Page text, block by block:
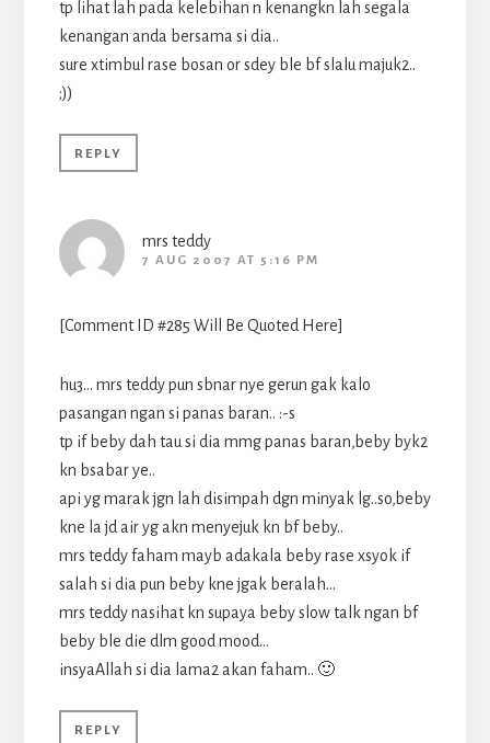
tp lihat lah pada kelebihan n kenangkn lah segala
kenangan anda bersama si dia..
sure xtimbul rase bosan or sdey ble bf slalu majuk2..
;))
REPLY
mrs teddy
7 AUG 2007 AT 5:16 PM
[Comment ID #285 Will Be Quoted Here]
hu3… mrs teddy pun sbnar nye gerun gak kalo
pasangan ngan si panas baran.. :-s
tp if beby dah tau si dia mmg panas baran,beby byk2
kn bsabar ye..
api yg marak jgn lah disimpah dgn minyak lg..so,beby
kne la jd air yg akn menyejuk kn bf beby..
mrs teddy faham mayb adakala beby rase xsyok if
salah si dia pun beby kne jgak beralah…
mrs teddy nasihat kn supaya beby slow talk ngan bf
beby ble die dlm good mood…
insyaAllah si dia lama2 akan faham.. 🙂
REPLY